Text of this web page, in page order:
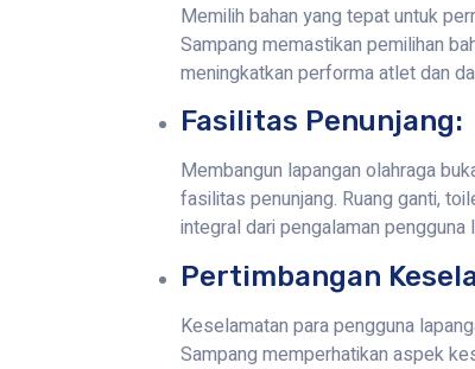
Memilih bahan yang tepat untuk
Sampang memastikan pemilihan
meningkatkan performa atlet dan
Fasilitas Penunjang:
Membangun lapangan olahraga
fasilitas penunjang. Ruang ganti,
integral dari pengalaman pengguna
Pertimbangan
Keselamatan para pengguna
Sampang memperhatikan aspek